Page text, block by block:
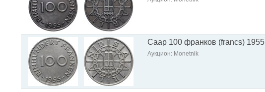
Саар 100 франков (francs) 1955
Аукцион: Monetnik